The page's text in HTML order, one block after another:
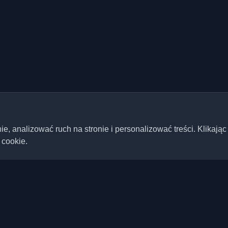
analizować ruch na stronie i personalizować treści.